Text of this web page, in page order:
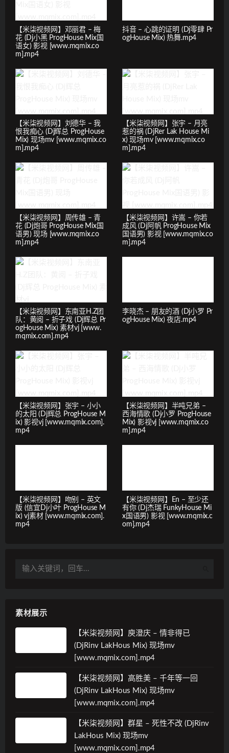
【米柒视频网】邓丽君 – 梅
花 (Dj小黑 ProgHouse Mix国
语女) 影视 [www.mqmix.co
m].mp4
抖音 – 心跳的证明 (Dj零肆 Pr
ogHouse Mix) 热舞.mp4
【米柒视频网】刘德华 – 我
恨我痴心 (Dj辉总 ProgHouse
Mix) 现场mv [www.mqmix.co
m].mp4
【米柒视频网】张宇 – 月亮
惹的祸 (DjRer Lak House Mi
x) 现场mv [www.mqmix.co
m].mp4
【米柒视频网】周传雄 – 青
花 (Dj炮哥 ProgHouse Mix国
语男) 现场 [www.mqmix.co
m].mp4
【米柒视频网】许嵩 – 你若
成风 (Dj阿帆 ProgHouse Mix
国语男) 影视 [www.mqmix.co
m].mp4
【米柒视频网】东南亚H.Z团
队：黄阅 – 折子戏 (Dj辉总 Pr
ogHouse Mix) 素材vj [www.
mqmix.com].mp4
李晓杰 – 朋友的酒 (Dj小罗 Pr
ogHouse Mix) 夜店.mp4
【米柒视频网】张宇 – 小小
的太阳 (Dj辉总 ProgHouse M
ix) 影视vj [www.mqmix.com].
mp4
【米柒视频网】半吨兄弟 –
西海情歌 (Dj小罗 ProgHouse
Mix) 影视vj [www.mqmix.co
m].mp4
【米柒视频网】吻别 – 英文
版 (信宜Dj小叶 ProgHouse M
ix) vj素材 [www.mqmix.com].
mp4
【米柒视频网】En – 至少还
有你 (Dj杰瑞 FunkyHouse Mi
x国语男) 影视 [www.mqmix.c
om].mp4
素材展示
【米柒视频网】庾澄庆 – 情非得已
(DjRinv LakHous Mix) 现场mv
[www.mqmix.com].mp4
【米柒视频网】高胜美 – 千年等一回
(DjRinv LakHous Mix) 现场mv
[www.mqmix.com].mp4
【米柒视频网】群星 – 死性不改 (DjRinv
LakHous Mix) 现场mv
[www.mqmix.com].mp4